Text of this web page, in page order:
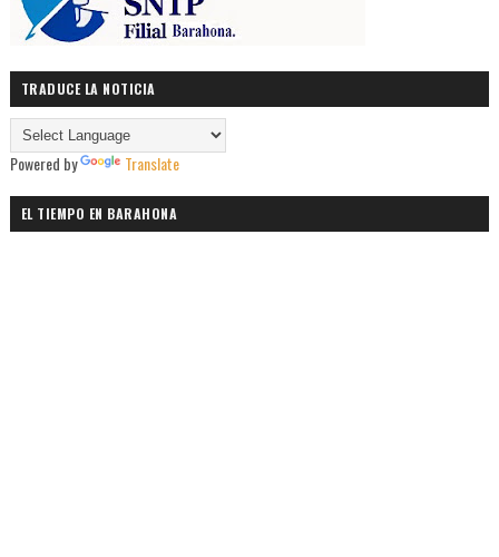
TRADUCE LA NOTICIA
Powered by Translate
EL TIEMPO EN BARAHONA